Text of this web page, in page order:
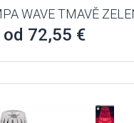
WAVE TMAVĚ
od 72,55 €